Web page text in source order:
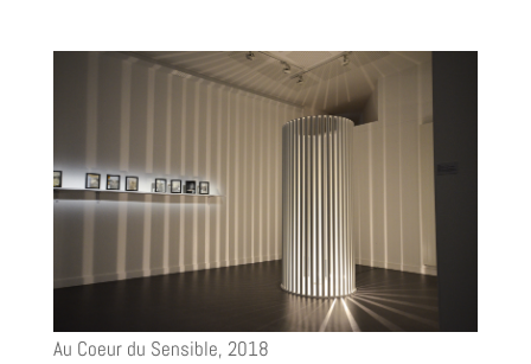
Au Coeur du Sensible, 2018